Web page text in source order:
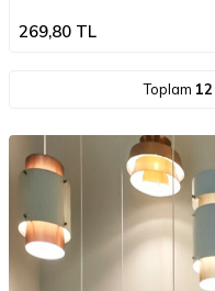
269,80 TL
Toplam 12